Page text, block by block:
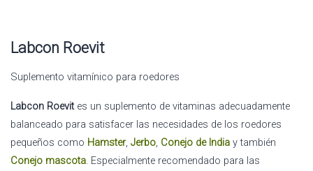
Labcon Roevit
Suplemento vitamínico para roedores
Labcon Roevites un suplemento de vitaminas adecuadamente
balanceado para satisfacer las necesidades de los roedores
pequeños como Hamster, Jerbo, Conejo de India y también
Conejo mascota. Especialmente recomendado para las